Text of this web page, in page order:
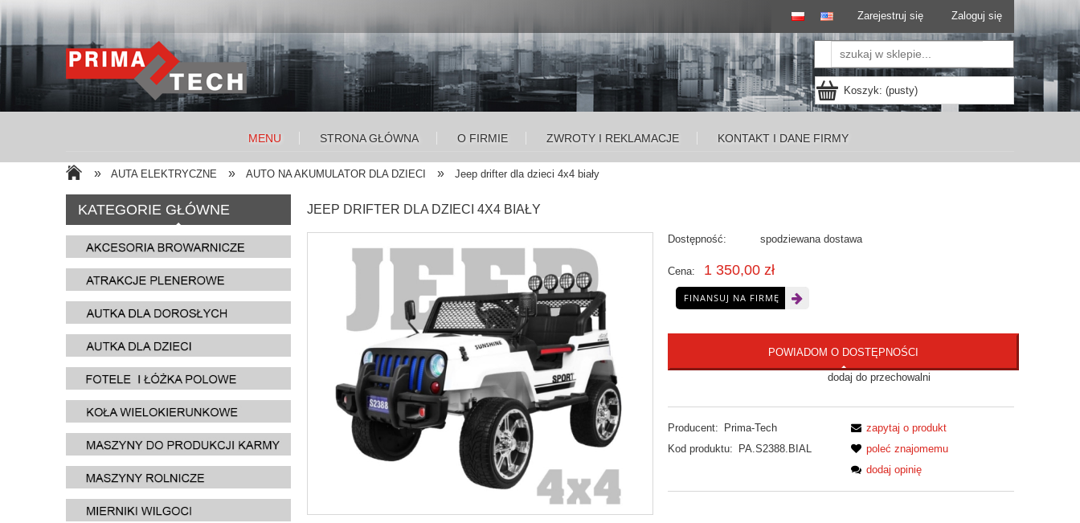
Zarejestruj się Zaloguj się
Koszyk: (pusty)
MENU STRONA GŁÓWNA O FIRMIE ZWROTY I REKLAMACJE KONTAKT I DANE FIRMY
» AUTA ELEKTRYCZNE » AUTO NA AKUMULATOR DLA DZIECI » Jeep drifter dla dzieci 4x4 biały
KATEGORIE GŁÓWNE JEEP DRIFTER DLA DZIECI 4X4 BIAŁY
Dostępność: spodziewana dostawa
Cena: 1 350,00 zł
FINANSUJ NA FIRMĘ
POWIADOM O DOSTĘPNOŚCI
dodaj do przechowalni
Producent:
Prima-Tech
Kod produktu:
PA.S2388.BIAL
zapytaj o produkt
poleć znajomemu
dodaj opinię